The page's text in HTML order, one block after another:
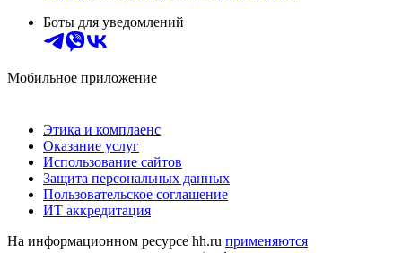
Боты для уведомлений
Мобильное приложение
Этика и комплаенс
Оказание услуг
Использование сайтов
Защита персональных данных
Пользовательское соглашение
ИТ аккредитация
На информационном ресурсе hh.ru применяются